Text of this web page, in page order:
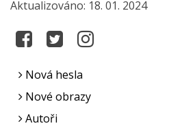
Aktualizováno: 18. 01. 2024
Nová hesla
Nové obrazy
Autoři